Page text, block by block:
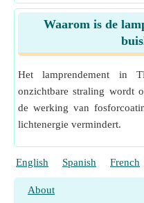
Waarom is de
Het lamprendement in
onzichtbare straling wordt
de werking van
lichtenergie vermindert.
English Spanish French
About